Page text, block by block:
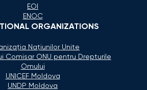
EOI
ENOC
ORGANIZATIONS
Naţiunilor Unite
Comisar ONU pentru Drepturile
Omului
UNICEF Moldova
UNDP Moldova